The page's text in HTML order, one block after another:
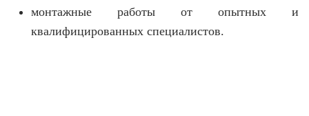
монтажные работы от опытных и
квалифицированных специалистов.